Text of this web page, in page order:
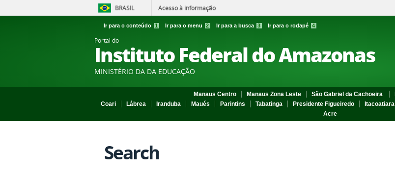
BRASIL Acesso à informação
Ir para o conteúdo 1 Ir para o menu 2 Ir para a busca 3 Ir para o rodapé 4
Portal do
Instituto Federal do Amazonas
MINISTÉRIO DA DA EDUCAÇÃO
Manaus Centro Manaus Zona Leste São Gabriel da Cachoeira
Coari
Lábrea Iranduba Maués Parintins Tabatinga Presidente Figueiredo Itacoatiara
Acre
Search